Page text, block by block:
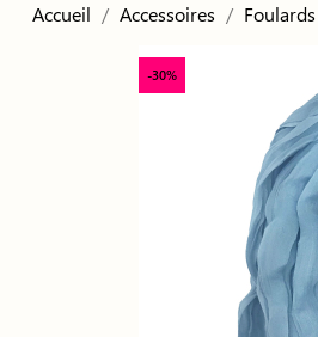
Accueil Accessoires Foulards
-30%